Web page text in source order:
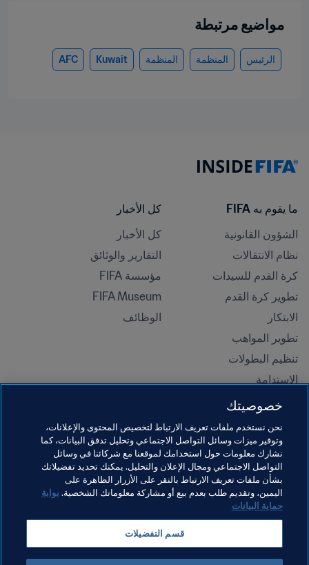
مواضيع مرتبطة
الرئيس المنظمة المنظمة Kuwait
AFC
ما يقوم به FIFA
الشؤون القانونية
نظام الانتقالات
كرة القدم للسيدات
تطوير كرة القدم
الابتكار
تطوير المواهب
تنظيم البطولات
الاستدامة
حقوق الإنسان ومناهضة التمييز
المبادرات التعليمية
كل الأخبار
كل الأخبار
التقارير والوثائق
مؤسسة FIFA
FIFA Museum
الوظائف
خصوصيتك
نحن نستخدم ملفات تعريف الارتباط لتخصيص المحتوى والإعلانات،
وتوفير ميزات وسائل التواصل الاجتماعي وتحليل تدفق البيانات، كما
نشارك معلومات حول استخدامك لموقعنا مع شركائنا في وسائل
التواصل الاجتماعي ومجال الإعلان والتحليل. يمكنك تحديد تفضيلاتك
بشأن ملفات تعريف الارتباط بالنقر على الأزرار الظاهرة على
اليمين، وتقديم طلب بعدم بيع أو مشاركة معلوماتك الشخصية. بوابة
حماية البيانات
قسم التفضيلات